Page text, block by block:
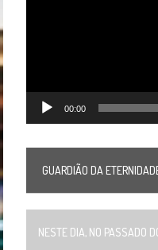
00:00
GUARDIÃO DA
NESTE DIA, NO PASSADO